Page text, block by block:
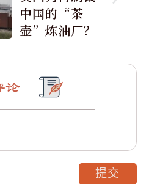
中国的“茶
壶”炼油厂？
论
提交